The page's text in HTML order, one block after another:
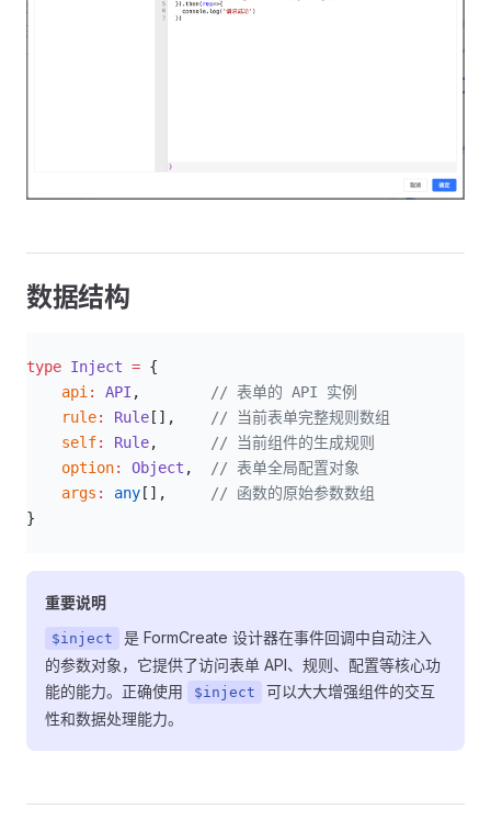
数据结构
type Inject = {
    api
: API , // 表单的 API 实例
    rule
: Rule [], // 当前表单完整规则数组
    self
: Rule, // 当前组件的生成规则
    option
: Object , // 表单全局配置对象
    args
: any [], // 函数的原始参数数组
}
重要说明
$inject
是 FormCreate 设计器在事件回调中自动注入
的参数对象，它提供了访问表单 API、规则、配置等核心功
能的能力。正确使用
$inject
可以大大增强组件的交互
性和数据处理能力。